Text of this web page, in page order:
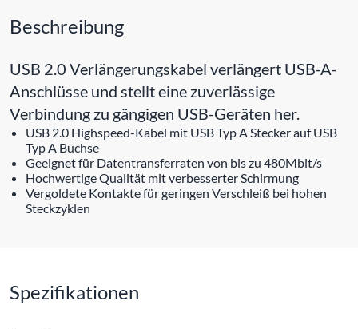
Beschreibung
USB 2.0 Verlängerungskabel verlängert USB-A-
Anschlüsse und stellt eine zuverlässige
Verbindung zu gängigen USB-Geräten her.
USB 2.0 Highspeed-Kabel mit USB Typ A Stecker auf USB
Typ A Buchse
Geeignet für Datentransferraten von bis zu 480Mbit/s
Hochwertige Qualität mit verbesserter Schirmung
Vergoldete Kontakte für geringen Verschleiß bei hohen
Steckzyklen
Spezifikationen